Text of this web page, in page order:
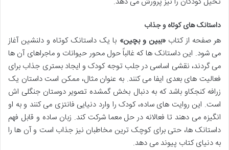
داستانک های کوتاه و جذاب
هر صفحه از کتاب«ببین و بچین» با یک داستانک کوتاه و دلنشین آغاز
می شود. این داستانک ها که غالباً حول محور حیوانات و ماجراهای آن ها
می گردند، نقشی اساسی در جلب توجه کودک و ایجاد بستری جذاب برای
فعالیت های بعدی ایفا می کنند. به عنوان مثال، ممکن است داستان یک
زرافه کنجکاو باشد که به دنبال بخش گمشده تصویر دوستان جنگلی اش
است. این روایت های ساده، کودک را وارد دنیایی فانتزی می کنند و به او
انگیزه می دهند تا فعالانه در حل معما شرکت کند. زبان ساده و قابل فهم
داستانک ها، حتی برای کوچک ترین مخاطبان نیز جذاب است و آن ها را
به دنیای کتاب پیوند می دهد.